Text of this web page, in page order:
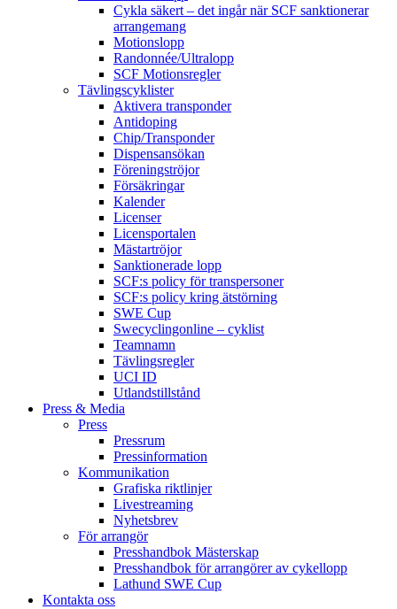
Cykla säkert – det ingår när SCF sanktionerar
arrangemang
Motionslopp
Randonnée/Ultralopp
SCF Motionsregler
Tävlingscyklister
Aktivera transponder
Antidoping
Chip/Transponder
Dispensansökan
Föreningströjor
Försäkringar
Kalender
Licenser
Licensportalen
Mästartröjor
Sanktionerade lopp
SCF:s policy för transpersoner
SCF:s policy kring ätstörning
SWE Cup
Swecyclingonline – cyklist
Teamnamn
Tävlingsregler
UCI ID
Utlandstillstånd
Press & Media
Press
Pressrum
Pressinformation
Kommunikation
Grafiska riktlinjer
Livestreaming
Nyhetsbrev
För arrangör
Presshandbok Mästerskap
Presshandbok för arrangörer av cykellopp
Lathund SWE Cup
Kontakta oss